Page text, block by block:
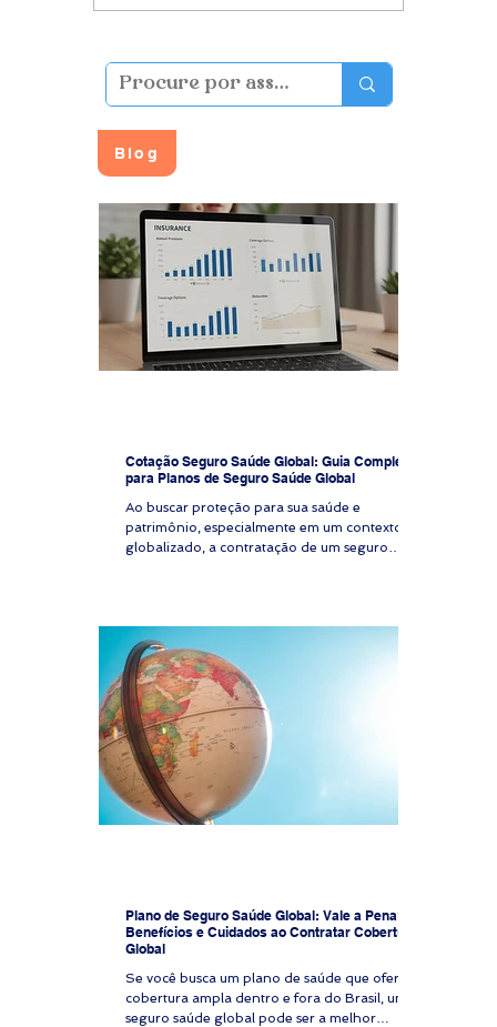
Blog
Cotação Seguro Saúde Global: Guia Completo
para Planos de Seguro Saúde Global
Ao buscar proteção para sua saúde e
patrimônio, especialmente em um contexto
globalizado, a contratação de um seguro
de qualidade, seja para você, sua família, seus
colaboradores ou expatriados. Este guia
detalhado apresenta um passo a passo para
realizar a cotação online de seguro saúde
global, com foco em clareza, segurança e
análise técnica. Cota
Plano de Seguro Saúde Global: Vale a Pena?
Benefícios e Cuidados ao Contratar Cobertura
Global
Se você busca um plano de saúde que ofereça
cobertura ampla dentro e fora do Brasil, um
seguro saúde global pode ser a melhor